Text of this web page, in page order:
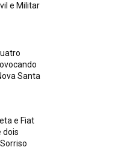
e Militar
Santa
e Fiat
dois